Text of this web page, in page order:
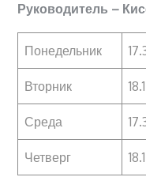
Руководитель –
Понедельник
Вторник
Среда
Четверг